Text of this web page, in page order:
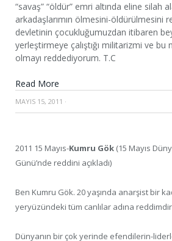
“savaş” “öldür” emri altında eline silah
arkadaşlarımın ölmesini-öldürülmesini
devletinin çocukluğumuzdan itibaren
yerleştirmeye çalıştığı militarizmi ve bu
olmayı reddediyorum. T.C
Read More
MAYIS 15, 2011 ·
2011 15 Mayıs-Kumru Gök (15 Mayıs
Günü’nde reddini açıkladı)
Ben Kumru Gök. 20 yaşında anarşist bir
yeryüzündeki tüm canlılar adına
Dünyanın bir çok yerinde efendilerin-